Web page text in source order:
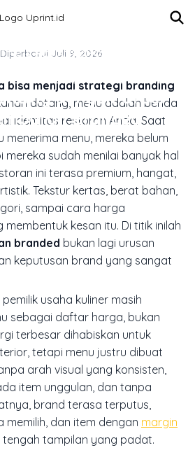
& MEDIA PROMOSI
Biasa Bisa Jadi
dengan Order
Branded
Diperbarui Juli 9, 2026
bisa menjadi strategi branding
datang, menu adalah benda
identitas restoran Anda. Saat
menerima menu, mereka belum
mereka sudah menilai banyak hal
ini terasa premium, hangat,
Tekstur kertas, berat bahan,
sampai cara harga
kesan itu. Di titik inilah
branded bukan lagi urusan
keputusan brand yang sangat
usaha kuliner masih
sebagai daftar harga, bukan
terbesar dihabiskan untuk
tetapi menu justru dibuat
arah visual yang konsisten,
item unggulan, dan tanpa
brand terasa terputus,
memilih, dan item dengan margin
tampilan yang padat.